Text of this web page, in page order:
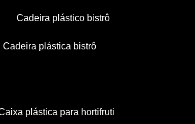
cadeira plástico bistrô
cadeira plástica bistrô
caixa plástica para hortifruti